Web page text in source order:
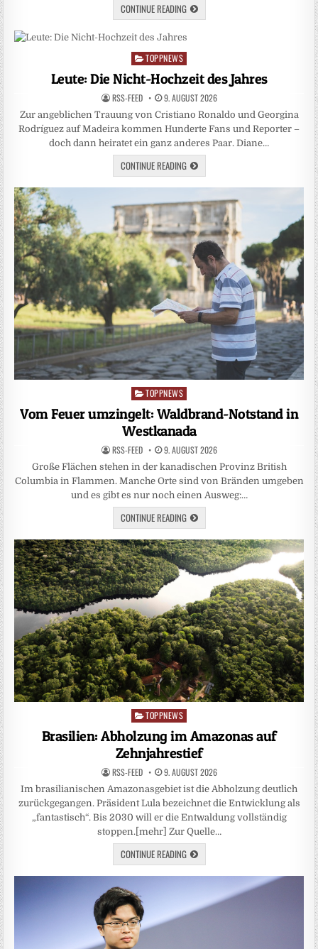
CONTINUE READING
Posted
in
TOPPNEWS
Leute: Die Nicht-Hochzeit des Jahres
RSS-FEED 9. AUGUST 2026
Zur angeblichen Trauung von Cristiano Ronaldo und Georgina
Rodríguez auf Madeira kommen Hunderte Fans und Reporter –
doch dann heiratet ein ganz anderes Paar. Diane…
CONTINUE READING
Posted
TOPPNEWS
Vom Feuer umzingelt: Waldbrand-Notstand in
Westkanada
RSS-FEED 9. AUGUST 2026
Große Flächen stehen in der kanadischen Provinz British
Columbia in Flammen. Manche Orte sind von Bränden umgeben
und es gibt es nur noch einen Ausweg:…
CONTINUE READING
Posted
in
TOPPNEWS
Brasilien: Abholzung im Amazonas auf
Zehnjahrestief
RSS-FEED 9. AUGUST 2026
Im brasilianischen Amazonasgebiet ist die Abholzung deutlich
zurückgegangen. Präsident Lula bezeichnet die Entwicklung als
„fantastisch“. Bis 2030 will er die Entwaldung vollständig
stoppen.[mehr] Zur Quelle…
CONTINUE READING